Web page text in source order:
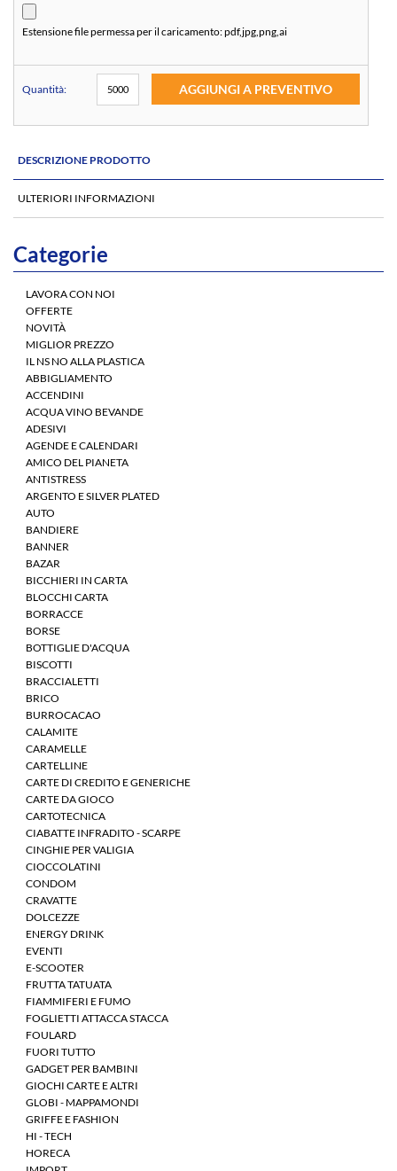
Estensione file permessa per il caricamento:pdf,jpg,png,ai
Quantità: AGGIUNGI A PREVENTIVO
DESCRIZIONE PRODOTTO
ULTERIORI INFORMAZIONI
Categorie
LAVORA CON NOI
OFFERTE
NOVITÀ
MIGLIOR PREZZO
IL NS NO ALLA PLASTICA
ABBIGLIAMENTO
ACCENDINI
ACQUA VINO BEVANDE
ADESIVI
AGENDE E CALENDARI
AMICO DEL PIANETA
ANTISTRESS
ARGENTO E SILVER PLATED
AUTO
BANDIERE
BANNER
BAZAR
BICCHIERI IN CARTA
BLOCCHI CARTA
BORRACCE
BORSE
BOTTIGLIE D'ACQUA
BISCOTTI
BRACCIALETTI
BRICO
BURROCACAO
CALAMITE
CARAMELLE
CARTELLINE
CARTE DI CREDITO E GENERICHE
CARTE DA GIOCO
CARTOTECNICA
CIABATTE INFRADITO - SCARPE
CINGHIE PER VALIGIA
CIOCCOLATINI
CONDOM
CRAVATTE
DOLCEZZE
ENERGY DRINK
EVENTI
E-SCOOTER
FRUTTA TATUATA
FIAMMIFERI E FUMO
FOGLIETTI ATTACCA STACCA
FOULARD
FUORI TUTTO
GADGET PER BAMBINI
GIOCHI CARTE E ALTRI
GLOBI - MAPPAMONDI
GRIFFE E FASHION
HI - TECH
HORECA